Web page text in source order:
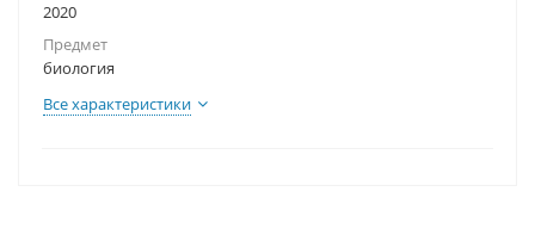
2020
Предмет
биология
Все характеристики